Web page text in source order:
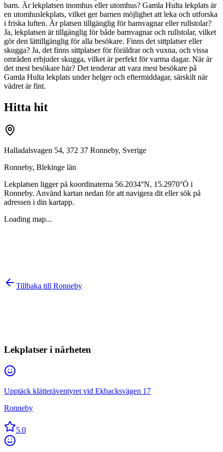
barn. Är lekplatsen inomhus eller utomhus? Gamla Hulta lekplats är
en utomhuslekplats, vilket ger barnen möjlighet att leka och utforska
i friska luften. Är platsen tillgänglig för barnvagnar eller rullstolar?
Ja, lekplatsen är tillgänglig för både barnvagnar och rullstolar, vilket
gör den lättillgänglig för alla besökare. Finns det sittplatser eller
skugga? Ja, det finns sittplatser för föräldrar och vuxna, och vissa
områden erbjuder skugga, vilket är perfekt för varma dagar. När är
det mest besökare här? Det tenderar att vara mest besökare på
Gamla Hulta lekplats under helger och eftermiddagar, särskilt när
vädret är fint.
Hitta hit
Halladalsvagen 54, 372 37 Ronneby, Sverige
Ronneby, Blekinge län
Lekplatsen ligger på koordinaterna 56.2034°N, 15.2970°Ö i
Ronneby. Använd kartan nedan för att navigera dit eller sök på
adressen i din kartapp.
Loading map...
Tillbaka till Ronneby
Lekplatser i närheten
Upptäck klätteräventyret vid Ekbacksvägen 17
Ronneby
5.0